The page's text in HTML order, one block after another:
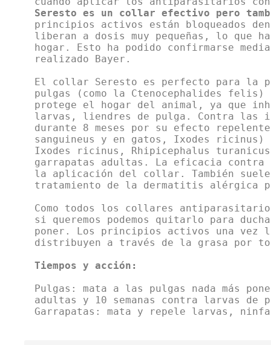
Seresto es un collar efectivo pero
principios activos están bloqueados
liberan a dosis muy pequeñas, lo que
hogar. Esto ha podido confirmarse
realizado Bayer.
El collar Seresto es perfecto para la
pulgas (como la Ctenocephalides
protege el hogar del animal, ya que
larvas, liendres de pulga. Contra las
durante 8 meses por su efecto
sanguineus y en gatos, Ixodes
Ixodes ricinus, Rhipicephalus
garrapatas adultas. La eficacia contra
la aplicación del collar. También
tratamiento de la dermatitis alérgica
Como todos los collares
si queremos podemos quitarlo para
poner. Los principios activos una vez
distribuyen a través de la grasa por
Tiempos y acción:
Pulgas: mata a las pulgas nada más
adultas y 10 semanas contra larvas de
Garrapatas: mata y repele larvas,